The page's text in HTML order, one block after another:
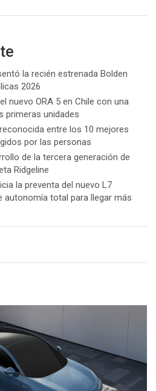
la recién estrenada Bolden
2026
nuevo ORA 5 en Chile con una
primeras unidades
entre los 10 mejores
por las personas
de la tercera generación de
Ridgeline
la preventa del nuevo L7
autonomía total para llegar más